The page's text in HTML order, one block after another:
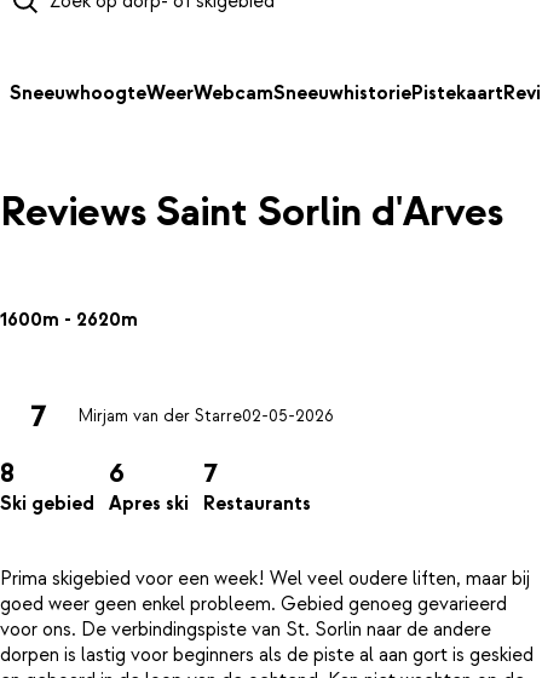
SneeuwhoogteWeerWebcamSneeuwhistoriePistekaart
Reviews Saint Sorlin d'Arves
1600m - 2620m
7 Mirjam van der Starre02-05-2026
8
Ski gebied
6
Apres ski
7
Restaurants
Prima skigebied voor een week! Wel veel oudere liften, maar bij
goed weer geen enkel probleem. Gebied genoeg gevarieerd
voor ons. De verbindingspiste van St. Sorlin naar de andere
dorpen is lastig voor beginners als de piste al aan gort is geskied